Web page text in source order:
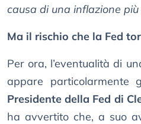
causa di una inflazione
Ma il rischio che la Fed
Per ora, l’eventualità di
appare particolarmente
Presidente della Fed di
ha avvertito che, a suo